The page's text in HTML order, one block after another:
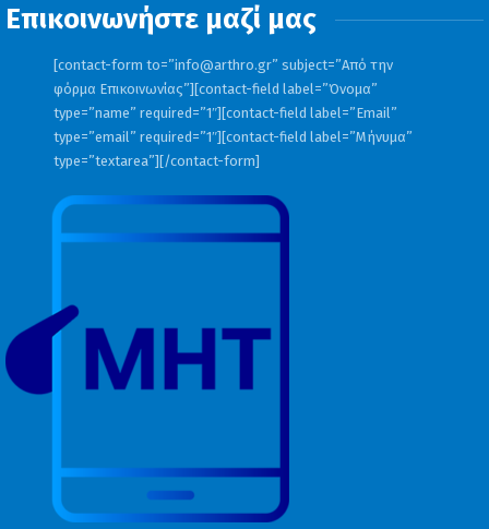
Επικοινωνήστε μαζί μας
[contact-form to=”info@arthro.gr” subject=”Από την
φόρμα Επικοινωνίας”][contact-field label=”Όνομα”
type=”name” required=”1″][contact-field label=”Email”
type=”email” required=”1″][contact-field label=”Μήνυμα”
type=”textarea”][/contact-form]